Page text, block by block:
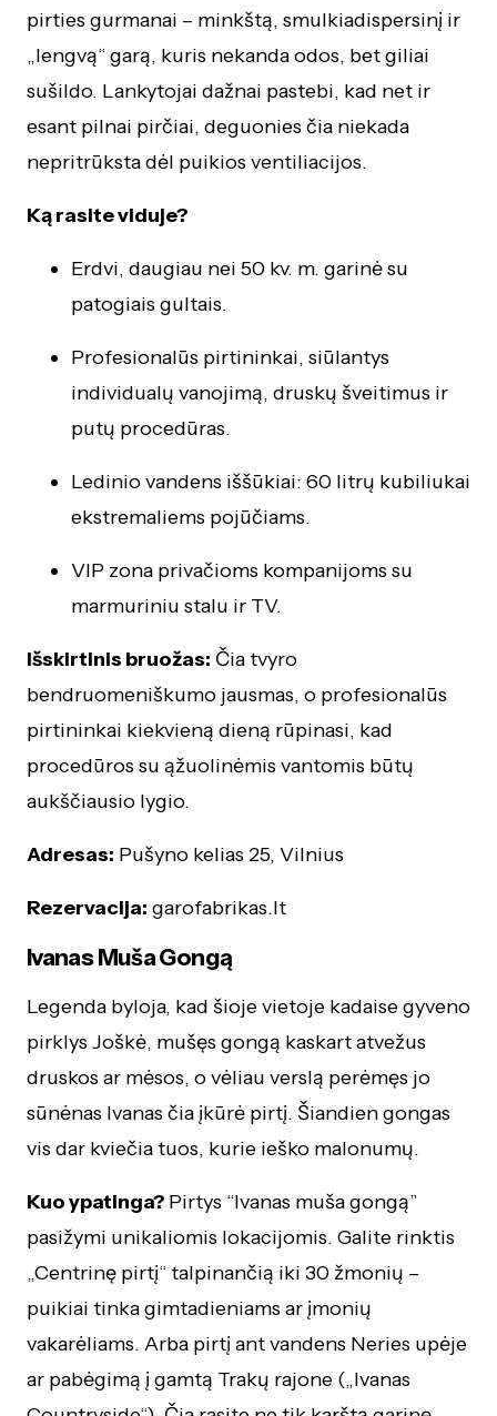
pirties gurmanai – minkštą, smulkiadispersinį ir
„lengvą“ garą, kuris nekanda odos, bet giliai
sušildo. Lankytojai dažnai pastebi, kad net ir
esant pilnai pirčiai, deguonies čia niekada
nepritrūksta dėl puikios ventiliacijos.
Ką rasite viduje?
Erdvi, daugiau nei 50 kv. m. garinė su
patogiais gultais.
Profesionalūs pirtininkai, siūlantys
individualų vanojimą, druskų šveitimus ir
putų procedūras.
Ledinio vandens iššūkiai: 60 litrų kubiliukai
ekstremaliems pojūčiams.
VIP zona privačioms kompanijoms su
marmuriniu stalu ir TV.
Išskirtinis bruožas: Čia tvyro
bendruomeniškumo jausmas, o profesionalūs
pirtininkai kiekvieną dieną rūpinasi, kad
procedūros su ąžuolinėmis vantomis būtų
aukščiausio lygio.
Adresas: Pušyno kelias 25, Vilnius
Rezervacija: garofabrikas.lt
Ivanas Muša Gongą
Legenda byloja, kad šioje vietoje kadaise gyveno
pirklys Joškė, mušęs gongą kaskart atvežus
druskos ar mėsos, o vėliau verslą perėmęs jo
sūnėnas Ivanas čia įkūrė pirtį. Šiandien gongas
vis dar kviečia tuos, kurie ieško malonumų.
Kuo ypatinga? Pirtys “Ivanas muša gongą”
pasižymi unikaliomis lokacijomis. Galite rinktis
„Centrinę pirtį“ talpinančią iki 30 žmonių –
puikiai tinka gimtadieniams ar įmonių
vakarėliams. Arba pirtį ant vandens Neries upėje
ar pabėgimą į gamtą Trakų rajone („Ivanas